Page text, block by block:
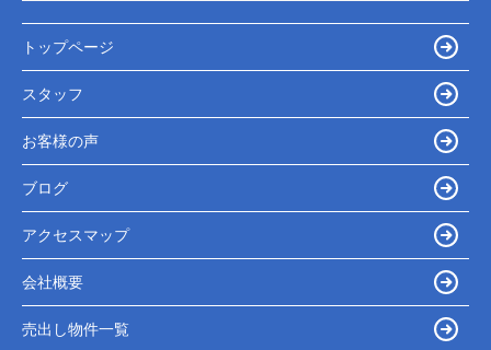
トップページ
スタッフ
お客様の声
ブログ
アクセスマップ
会社概要
売出し物件一覧